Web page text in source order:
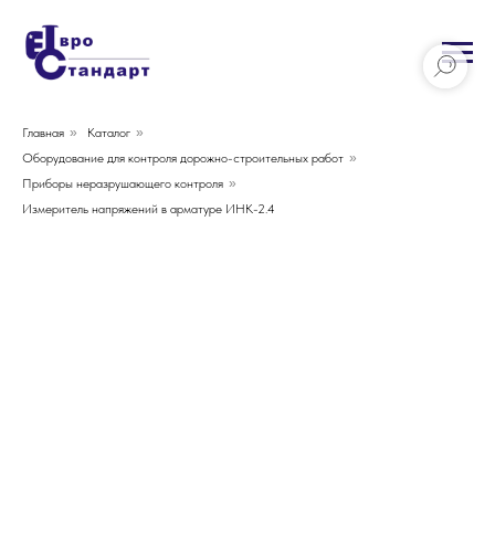
Главная » Каталог »
Оборудование для контроля дорожно-строительных работ »
Приборы неразрушающего контроля »
Измеритель напряжений в арматуре ИНК-2.4